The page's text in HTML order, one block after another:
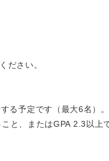
ださい。
る予定です（最大6名）。
と、またはGPA 2.3以上